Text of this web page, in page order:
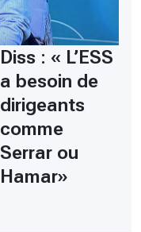
Diss : « L’ESS
a besoin de
dirigeants
comme
Serrar ou
Hamar»